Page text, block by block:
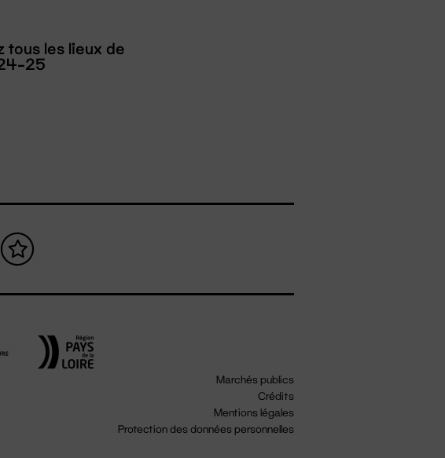
tous les lieux de
25
Marchés publics
Crédits
Mentions légales
Protection des données personnelles